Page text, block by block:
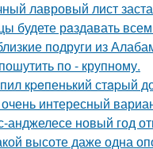
лавровый лист
будете рaздавать
подруги из
по - крупному.
кpeпенький стapый
интересный
анджелесе новый год
высоте даже одна